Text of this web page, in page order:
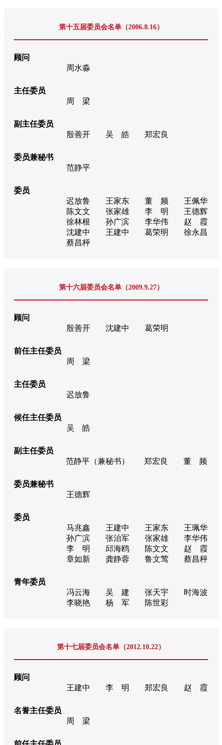
第十五届委员会名单（2006.8.16）
顾问
周水淼
主任委员
周 梁
副主任委员
殷善开
吴 皓 郑宏良
委员兼秘书
范静平
委员
迟放鲁
王家东 董 频
王佩华
陈文文
张家雄 李 明
王德辉
徐林根
孙广滨 李华伟
赵 霞
沈建中
王建中 葛荣明
徐永昌
蔡昌枰
第十六届委员会名单（2009.9.27）
顾问
殷善开
沈建中 葛荣明
前任主任委员
周 梁
主任委员
迟放鲁
候任主任委员
吴 皓
副主任委员
范静平（兼秘书）
郑宏良 董 频
委员兼秘书
王德辉
委员
马兆鑫
王建中 王家东
王珮华
孙广滨
张治军 张家雄
李华伟
李 明
邱海鸥 陈文文
赵 霞
章如新
龚静蓉 鲁文莺 蔡昌枰
青年委员
冯云海
吴 建 张天宇
时海波
李晓艳
杨 军 陈世彩
第十七届委员会名单（2012.10.22）
顾问
王建中
李 明 郑宏良 赵 霞
名誉主任委员
周 梁